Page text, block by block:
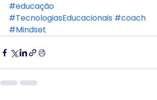
#educação
#TecnologiasEducacionais #coach
#Mindset